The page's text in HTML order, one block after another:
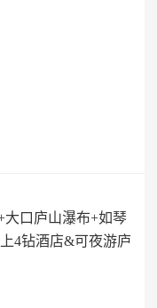
口庐山瀑布+如琴
4钻酒店&可夜游庐